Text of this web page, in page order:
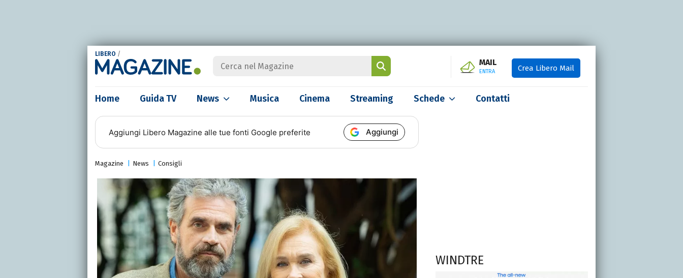
LIBERO /
MAIL
ENTRA Crea Libero Mail
Home Guida TV News Musica Cinema Streaming Schede Contatti
Aggiungi Libero Magazine alle tue fonti Google preferite Aggiungi
Magazine News Consigli
WINDTRE